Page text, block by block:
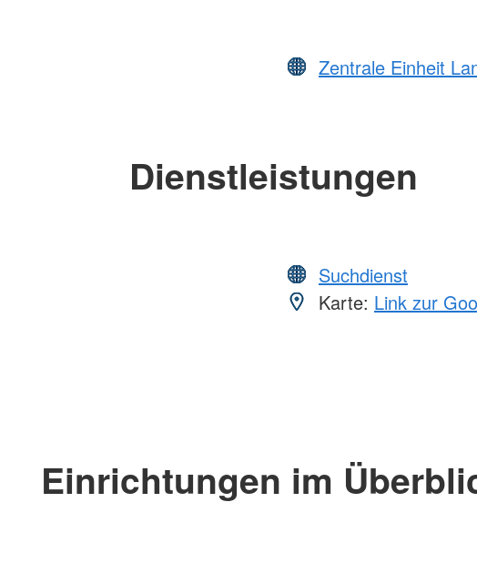
Zentrale Einheit
Dienstleistungen
Suchdienst
Karte: Link zur
Einrichtungen im